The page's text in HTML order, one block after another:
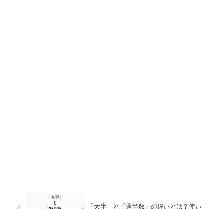
「大半」と「過半数」の違いとは？使い